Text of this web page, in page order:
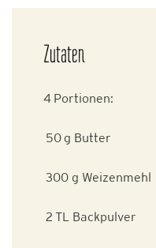
Zutaten
4 Portionen:
50 g Butter
300 g Weizenmehl
2 TL Backpulver